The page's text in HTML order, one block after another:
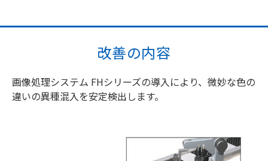
改善の内容
画像処理システム FHシリーズの導入により、微妙な色の
違いの異種混入を安定検出します。